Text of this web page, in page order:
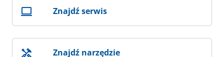
Znajdź serwis
Znajdź narzędzie